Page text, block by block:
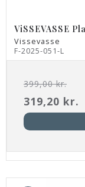
ViSSEVASSE
Vissevasse
F-2025-051-L
399,00 kr.
319,20 kr.